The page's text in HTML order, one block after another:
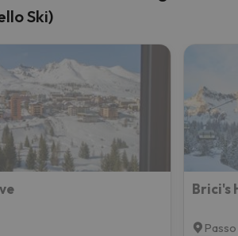
Ski)
Brici's